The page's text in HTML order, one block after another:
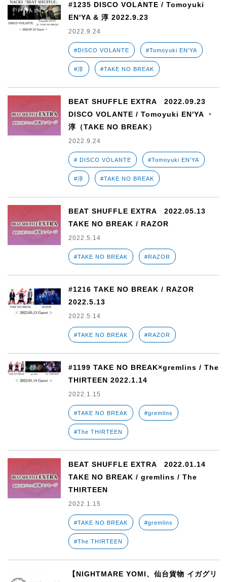
#1235 DISCO VOLANTE / Tomoyuki
EN'YA & 淳 2022.9.23
2022.9.24
#DISCO VOLANTE #Tomoyuki EN'YA
#淳 #TAKE NO BREAK
BEAT SHUFFLE EXTRA 2022.09.23
DISCO VOLANTE / Tomoyuki EN'YA ・
淳（TAKE NO BREAK）
2022.9.24
# DISCO VOLANTE #Tomoyuki EN'YA
#淳 #TAKE NO BREAK
BEAT SHUFFLE EXTRA 2022.05.13
TAKE NO BREAK / RAZOR
2022.5.14
#TAKE NO BREAK #RAZOR
#1216 TAKE NO BREAK / RAZOR
2022.5.13
2022.5.14
#TAKE NO BREAK #RAZOR
#1199 TAKE NO BREAK×gremlins / The
THIRTEEN 2022.1.14
2022.1.15
#TAKE NO BREAK #gremlins
#The THIRTEEN
BEAT SHUFFLE EXTRA 2022.01.14
TAKE NO BREAK / gremlins / The
THIRTEEN
2022.1.15
#TAKE NO BREAK #gremlins
#The THIRTEEN
【NIGHTMARE YOMI、仙台貨物 イガグリ